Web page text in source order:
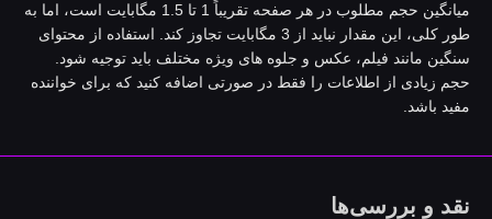
میانگین حجم مطلوب در هر صفحه تقریباً 1 تا 1.5 مگابایت است، اما به
طور کلی، این مقدار نباید از 3 مگابایت تجاوز کند. استفاده از محتوای
مانند فیلم، عکس و جلوه های ویژه مختلف باید توجیه شود.
زیادی از اطلاعات را فقط در صورتی اضافه کنید که برای خواننده
باشد.
و بررسی‌ها